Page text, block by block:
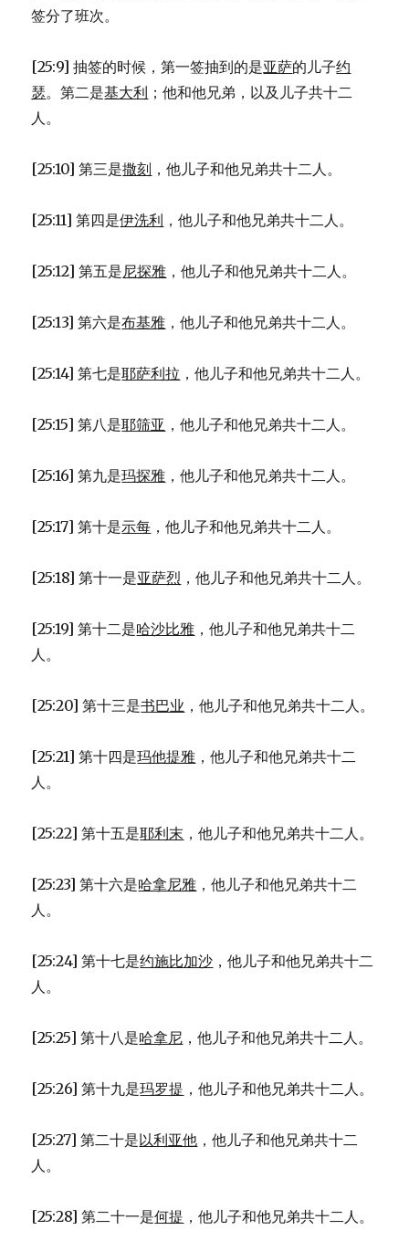
签分了班次。
[25:9] 抽签的时候，第一签抽到的是亚萨的儿子约
瑟。第二是基大利 ；他和他兄弟，以及儿子共十二
人。
[25:10] 第三是撒刻 ，他儿子和他兄弟共十二人。
[25:11] 第四是伊洗利 ，他儿子和他兄弟共十二人。
[25:12] 第五是尼探雅 ，他儿子和他兄弟共十二人。
[25:13] 第六是布基雅 ，他儿子和他兄弟共十二人。
[25:14] 第七是耶萨利拉 ，他儿子和他兄弟共十二人。
[25:15] 第八是耶筛亚 ，他儿子和他兄弟共十二人。
[25:16] 第九是玛探雅 ，他儿子和他兄弟共十二人。
[25:17] 第十是示每 ，他儿子和他兄弟共十二人。
[25:18] 第十一是亚萨烈 ，他儿子和他兄弟共十二人。
[25:19] 第十二是哈沙比雅 ，他儿子和他兄弟共十二
人。
[25:20] 第十三是书巴业 ，他儿子和他兄弟共十二人。
[25:21] 第十四是玛他提雅 ，他儿子和他兄弟共十二
人。
[25:22] 第十五是耶利末 ，他儿子和他兄弟共十二人。
[25:23] 第十六是哈拿尼雅 ，他儿子和他兄弟共十二
人。
[25:24] 第十七是约施比加沙 ，他儿子和他兄弟共十二
人。
[25:25] 第十八是哈拿尼 ，他儿子和他兄弟共十二人。
[25:26] 第十九是玛罗提 ，他儿子和他兄弟共十二人。
[25:27] 第二十是以利亚他 ，他儿子和他兄弟共十二
人。
[25:28] 第二十一是何提 ，他儿子和他兄弟共十二人。